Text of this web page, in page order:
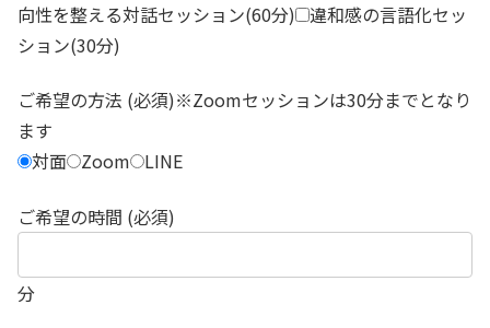
向性を整える対話セッション(60分) 違和感の言語化セッ
ション(30分)
ご希望の方法 (必須)※Zoomセッションは30分までとなり
ます
対面 Zoom LINE
ご希望の時間 (必須)
分